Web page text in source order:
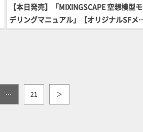
【本日発売】「MIXINGSCAPE 空想模型モ
デリングマニュアル」【オリジナルSFメ
カ】
… 21 ＞